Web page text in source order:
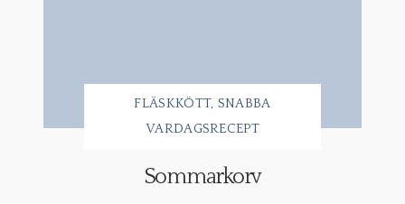
FLÄSKKÖTT SNABBA
VARDAGSRECEPT
Sommarkorv